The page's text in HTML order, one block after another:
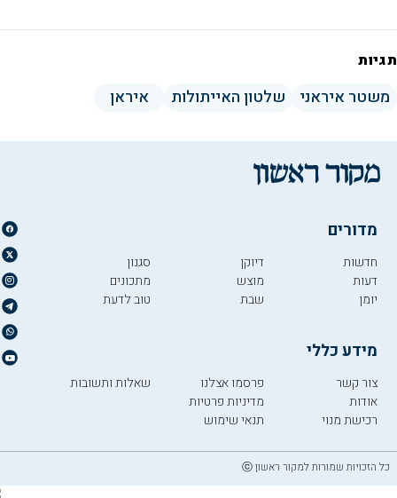
תגיות
משטר איראני שלטון האייתולות איראן
מדורים
חדשות
דעות
יומן
דיוקן
מוצש
שבת
סגנון
מתכונים
טוב לדעת
מידע כללי
צור קשר
אודות
רכישת מנוי
פרסמו אצלנו
מדיניות פרטיות
תנאי שימוש
שאלות ותשובות
כל הזכויות שמורות למקור ראשון ⓒ